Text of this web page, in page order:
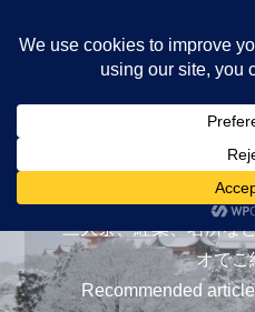
おすすめ/
三大祭、紅葉、名所な
オでご
Recommended